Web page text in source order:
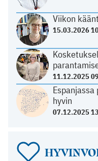
Viikon
15.03.2026
11.12.2025
hyvin
07.12.2025